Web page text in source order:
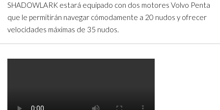
SHADOWLARK estará equipado con dos motores Volvo Penta
que le permitirán navegar cómodamente a 20 nudos y ofrecer
velocidades máximas de 35 nudos.